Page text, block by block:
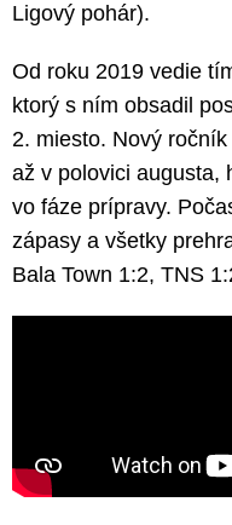
Ligový pohár).
Od roku 2019 vedie
ktorý s ním obsadil
2. miesto. Nový
až v polovici augusta,
vo fáze prípravy.
zápasy a všetky
Bala Town 1:2, TNS